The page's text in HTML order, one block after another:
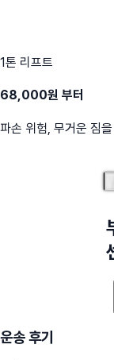
1톤 리프트
68,000원 부터
파손 위험, 무거운 짐
운송 후기